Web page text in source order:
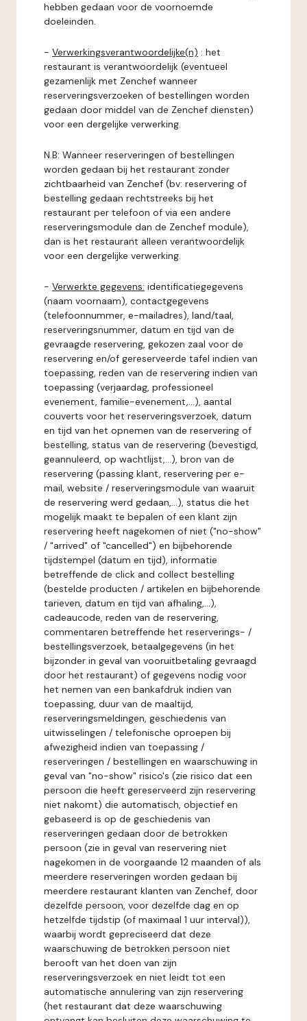
hebben gedaan voor de voornoemde
doeleinden.
- Verwerkingsverantwoordelijke(n) : het
restaurant is verantwoordelijk (eventueel
gezamenlijk met Zenchef wanneer
reserveringsverzoeken of bestellingen worden
gedaan door middel van de Zenchef diensten)
voor een dergelijke verwerking.
N.B: Wanneer reserveringen of bestellingen
worden gedaan bij het restaurant zonder
zichtbaarheid van Zenchef (bv: reservering of
bestelling gedaan rechtstreeks bij het
restaurant per telefoon of via een andere
reserveringsmodule dan de Zenchef module),
dan is het restaurant alleen verantwoordelijk
voor een dergelijke verwerking.
- Verwerkte gegevens: identificatiegegevens
(naam voornaam), contactgegevens
(telefoonnummer, e-mailadres), land/taal,
reserveringsnummer, datum en tijd van de
gevraagde reservering, gekozen zaal voor de
reservering en/of gereserveerde tafel indien van
toepassing, reden van de reservering indien van
toepassing (verjaardag, professioneel
evenement, familie-evenement,...), aantal
couverts voor het reserveringsverzoek, datum
en tijd van het opnemen van de reservering of
bestelling, status van de reservering (bevestigd,
geannuleerd, op wachtlijst,...), bron van de
reservering (passing klant, reservering per e-
mail, website / reserveringsmodule van waaruit
de reservering werd gedaan,...), status die het
mogelijk maakt te bepalen of een klant zijn
reservering heeft nagekomen of niet ("no-show"
/ "arrived" of "cancelled") en bijbehorende
tijdstempel (datum en tijd), informatie
betreffende de click and collect bestelling
(bestelde producten / artikelen en bijbehorende
tarieven, datum en tijd van afhaling,...),
cadeaucode, reden van de reservering,
commentaren betreffende het reserverings- /
bestellingsverzoek, betaalgegevens (in het
bijzonder in geval van vooruitbetaling gevraagd
door het restaurant) of gegevens nodig voor
het nemen van een bankafdruk indien van
toepassing, duur van de maaltijd,
reserveringsmeldingen, geschiedenis van
uitwisselingen / telefonische oproepen bij
afwezigheid indien van toepassing /
reserveringen / bestellingen en waarschuwing in
geval van "no-show" risico's (zie risico dat een
persoon die heeft gereserveerd zijn reservering
niet nakomt) die automatisch, objectief en
gebaseerd is op de geschiedenis van
reserveringen gedaan door de betrokken
persoon (zie in geval van reservering niet
nagekomen in de voorgaande 12 maanden of als
meerdere reserveringen worden gedaan bij
meerdere restaurant klanten van Zenchef, door
dezelfde persoon, voor dezelfde dag en op
hetzelfde tijdstip (of maximaal 1 uur interval)),
waarbij wordt gepreciseerd dat deze
waarschuwing de betrokken persoon niet
berooft van het doen van zijn
reserveringsverzoek en niet leidt tot een
automatische annulering van zijn reservering
(het restaurant dat deze waarschuwing